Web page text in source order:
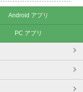
Android アプリ
PC アプリ